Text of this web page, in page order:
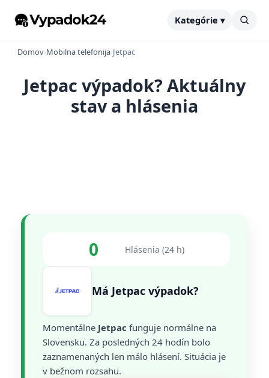
Kategórie ▾
Domov›Mobilna telefonija›Jetpac
Jetpac výpadok? Aktuálny
stav a hlásenia
0 Hlásenia (24 h)
Má Jetpac výpadok?
Momentálne Jetpac funguje normálne na
Slovensku. Za posledných 24 hodín bolo
zaznamenaných len málo hlásení. Situácia je
v bežnom rozsahu.